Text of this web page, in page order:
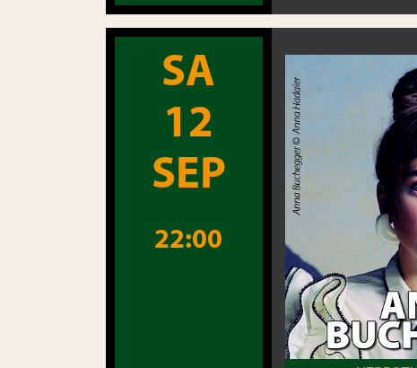
SA
12
SEP
22:00